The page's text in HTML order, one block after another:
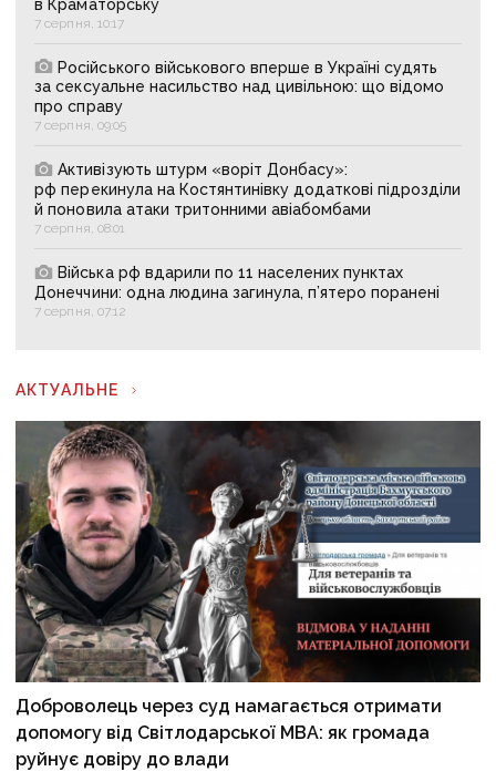
в Краматорську
7 серпня, 10:17
Російського військового вперше в Україні судять
за сексуальне насильство над цивільною: що відомо
про справу
7 серпня, 09:05
Активізують штурм «воріт Донбасу»:
рф перекинула на Костянтинівку додаткові підрозділи
й поновила атаки тритонними авіабомбами
7 серпня, 08:01
Війська рф вдарили по 11 населених пунктах
Донеччини: одна людина загинула, п’ятеро поранені
7 серпня, 07:12
АКТУАЛЬНЕ
Доброволець через суд намагається отримати
допомогу від Світлодарської МВА: як громада
руйнує довіру до влади